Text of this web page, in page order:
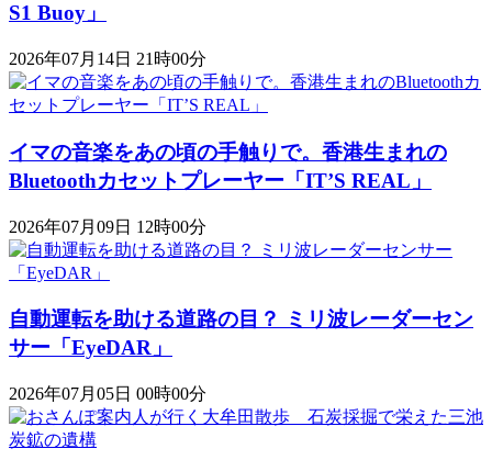
S1 Buoy​​」
2026年07月14日 21時00分
イマの音楽をあの頃の手触りで。香港生まれの
Bluetoothカセットプレーヤー「IT’S REAL」
2026年07月09日 12時00分
自動運転を助ける道路の目？ ミリ波レーダーセン
サー「EyeDAR」
2026年07月05日 00時00分